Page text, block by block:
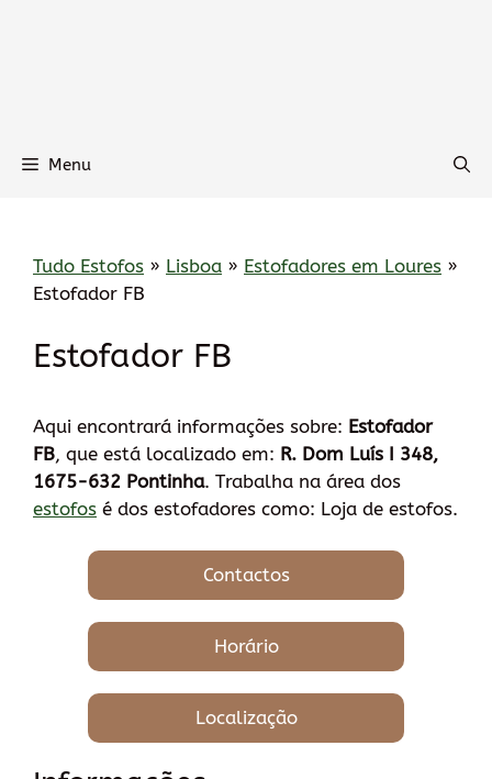
Menu
Tudo Estofos » Lisboa » Estofadores em Loures »
Estofador FB
Estofador FB
Aqui encontrará informações sobre: Estofador
FB, que está localizado em: R. Dom Luís I 348,
1675-632 Pontinha. Trabalha na área dos
estofos é dos estofadores como: Loja de estofos.
Contactos
Horário
Localização